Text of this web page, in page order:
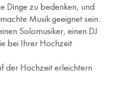
Dinge zu bedenken, und
Musik geeignet sein.
Solomusiker, einen DJ
bei Ihrer Hochzeit
der Hochzeit erleichtern